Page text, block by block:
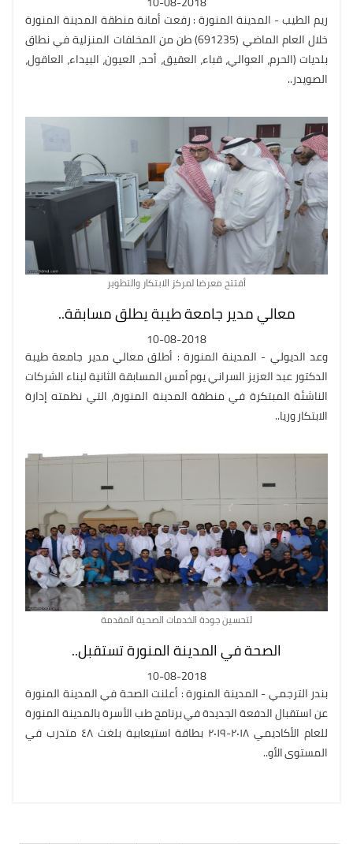
ريم الطيب - المدينة المنورة : رفعت أمانة منطقة المدينة المنورة
خلال العام الماضي (691235) طن من المخلفات المنزلية في نطاق
بلديات (الحرم، العوالي، قباء، العقيق، أحد، العيون، البيداء، العاقول،
الصويدر..
أفتتح معرضا لمركز الابتكار والتطوير
معالي مدير جامعة طيبة يطلق مسابقة..
10-08-2018
وعد الديولي - المدينة المنورة : أطلق معالي مدير جامعة طيبة
الدكتور عبد العزيز السراني يوم أمس المسابقة الثانية لبناء الشركات
الناشئة المبتكرة في منطقة المدينة المنورة، التي نظمته إدارة
الابتكار وريا..
لتحسين جودة الخدمات الصحية المقدمة
الصحة في المدينة المنورة تستقبل..
10-08-2018
بندر الترجمي - المدينة المنورة : أعلنت الصحة في المدينة المنورة
عن استقبال الدفعة الجديدة في برنامج طب الأسرة بالمدينة المنورة
للعام الأكاديمي ٢٠١٨-٢٠١٩ بطاقة استيعابية بلغت ٤٨ متدرب في
المستوى الأو..